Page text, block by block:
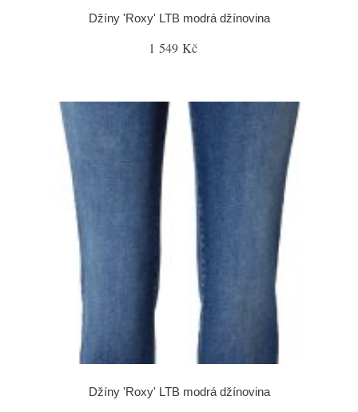
Džíny 'Roxy' LTB modrá džínovina
1 549 Kč
Džíny 'Roxy' LTB modrá džínovina